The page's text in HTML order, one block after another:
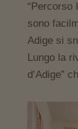
“Percorso
sono
Adige si
Lungo la
d’Adige”